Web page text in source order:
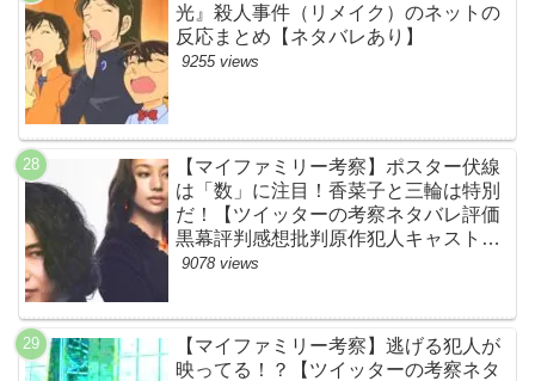
光』殺人事件（リメイク）のネットの
反応まとめ【ネタバレあり】
9255 views
【マイファミリー考察】ポスター伏線
は「数」に注目！香菜子と三輪は特別
だ！【ツイッターの考察ネタバレ評価
黒幕評判感想批判原作犯人キャスト脚
本あらすじ伏線まとめ】
9078 views
【マイファミリー考察】逃げる犯人が
映ってる！？【ツイッターの考察ネタ